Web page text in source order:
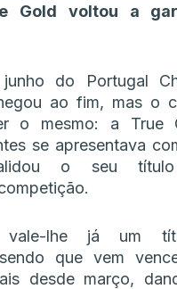
Gold voltou a
do Portugal
ao fim, mas o
o mesmo: a True
se apresentava
o seu
vale-lhe já um
que vem
desde março,